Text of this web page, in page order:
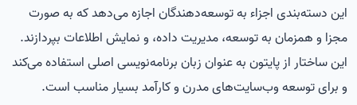
این دسته‌بندی اجزاء به توسعه‌دهندگان اجازه می‌دهد که به صورت
مجزا و همزمان به توسعه، مدیریت داده، و نمایش اطلاعات بپردازند.
این ساختار از پایتون به عنوان زبان برنامه‌نویسی اصلی استفاده می‌کند
و برای توسعه وب‌سایت‌های مدرن و کارآمد بسیار مناسب است.